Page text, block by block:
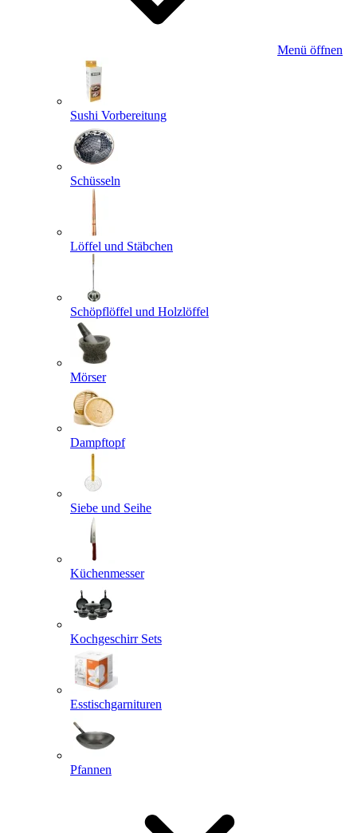
Menü öffnen
Sushi Vorbereitung
Schüsseln
Löffel und Stäbchen
Schöpflöffel und Holzlöffel
Mörser
Dampftopf
Siebe und Seihe
Küchenmesser
Kochgeschirr Sets
Esstischgarnituren
Pfannen